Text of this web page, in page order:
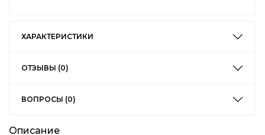
ХАРАКТЕРИСТИКИ
ОТЗЫВЫ (0)
ВОПРОСЫ (0)
Описание